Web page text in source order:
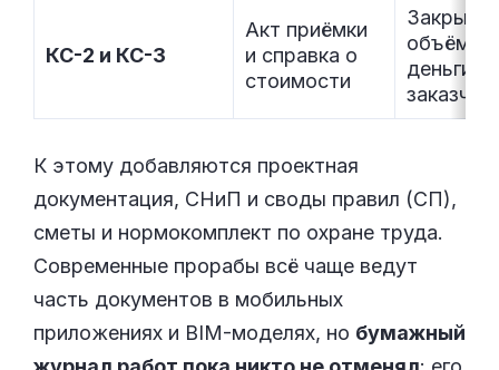
КС-2 и КС-3
Акт приёмки
и справка о
стоимости
объёмы
деньги с
К этому добавляются проектная
документация, СНиП и своды правил (СП),
сметы и нормокомплект по охране труда.
Современные прорабы всё чаще ведут
часть документов в мобильных
приложениях и BIM-моделях, но бумажный